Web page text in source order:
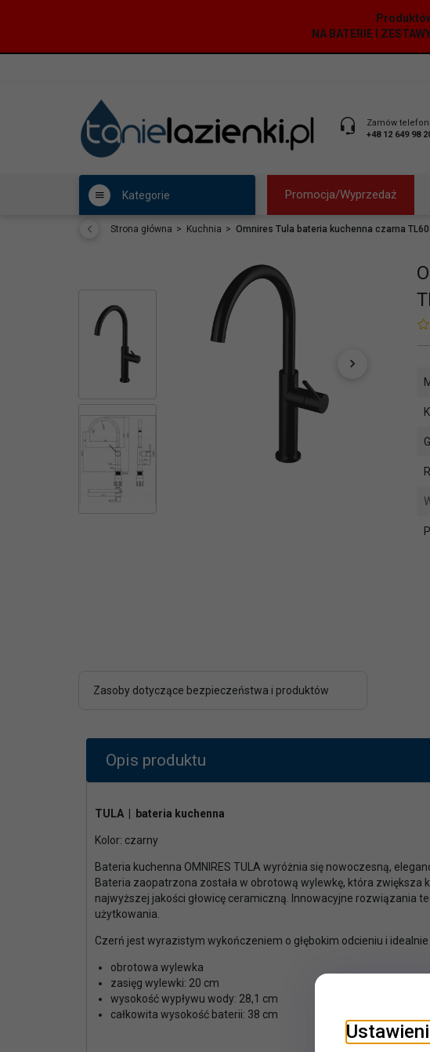
NA BATERIE I
Zamów
+48 12 649 98
Kategorie Promocja/Wyprzedaż
Strona główna Kuchnia Omnires Tula bateria kuchenna czarna
Zasoby dotyczące bezpieczeństwa i produktów
Opis produktu
TULA | bateria kuchenna
Kolor: czarny
Bateria kuchenna OMNIRES TULA wyróżnia się nowoczesną,
Bateria zaopatrzona została w obrotową wylewkę, która
najwyższej jakości głowicę ceramiczną. Innowacyjne rozwiązania
użytkowania.
Czerń jest wyrazistym wykończeniem o głębokim odcieniu i
obrotowa wylewka
zasięg wylewki: 20 cm
wysokość wypływu wody: 28,1 cm
całkowita wysokość baterii: 38 cm